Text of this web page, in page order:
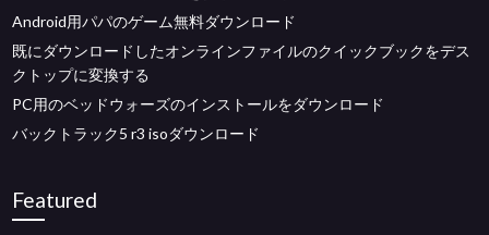
Android用パパのゲーム無料ダウンロード
既にダウンロードしたオンラインファイルのクイックブックをデス
クトップに変換する
PC用のベッドウォーズのインストールをダウンロード
バックトラック5 r3 isoダウンロード
Featured